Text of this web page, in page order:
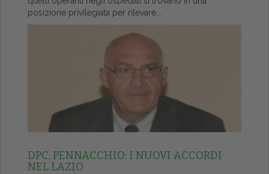
posizione privilegiata per rilevare...
DPC, PENNACCHIO: I NUOVI ACCORDI
NEL LAZIO